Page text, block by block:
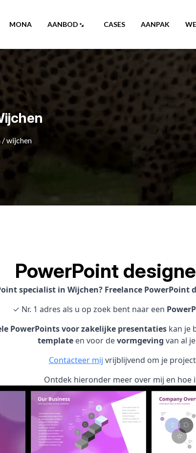
MONA AANBOD CASES AANPAK
/wijchen
PowerPoint
specialist in Wijchen? Freelance PowerPoint
✓ Nr. 1 adres als u op zoek bent naar een
PowerPoints voor zakelijke presentaties kan je
template en voor devormgeving van al je
Contacteer mij vrijblijvend om je
Ontdek hieronder meer over mij en hoe